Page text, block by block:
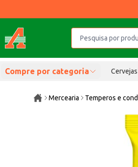
Compre por categoria Cervejas
Mercearia Temperos e